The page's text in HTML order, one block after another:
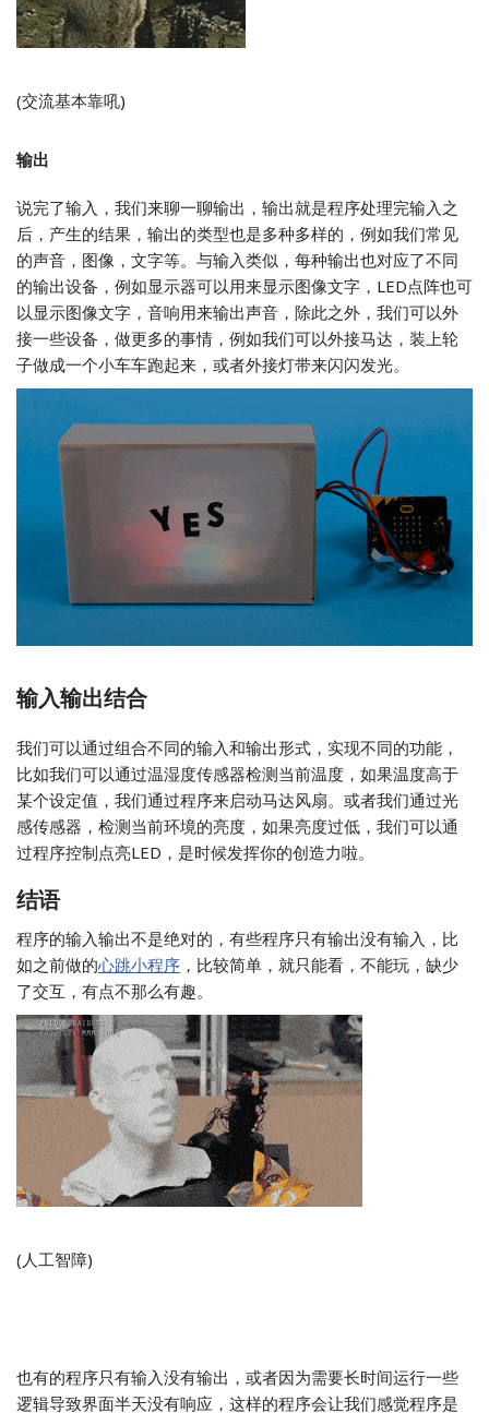
(交流基本靠吼)
输出
说完了输入，我们来聊一聊输出，输出就是程序处理完输入之
后，产生的结果，输出的类型也是多种多样的，例如我们常见
的声音，图像，文字等。与输入类似，每种输出也对应了不同
的输出设备，例如显示器可以用来显示图像文字，LED点阵也可
以显示图像文字，音响用来输出声音，除此之外，我们可以外
接一些设备，做更多的事情，例如我们可以外接马达，装上轮
子做成一个小车车跑起来，或者外接灯带来闪闪发光。
输入输出结合
我们可以通过组合不同的输入和输出形式，实现不同的功能，
比如我们可以通过温湿度传感器检测当前温度，如果温度高于
某个设定值，我们通过程序来启动马达风扇。或者我们通过光
感传感器，检测当前环境的亮度，如果亮度过低，我们可以通
过程序控制点亮LED，是时候发挥你的创造力啦。
结语
程序的输入输出不是绝对的，有些程序只有输出没有输入，比
如之前做的心跳小程序 ，比较简单，就只能看，不能玩，缺少
了交互，有点不那么有趣。
(人工智障)
也有的程序只有输入没有输出，或者因为需要长时间运行一些
逻辑导致界面半天没有响应，这样的程序会让我们感觉程序是